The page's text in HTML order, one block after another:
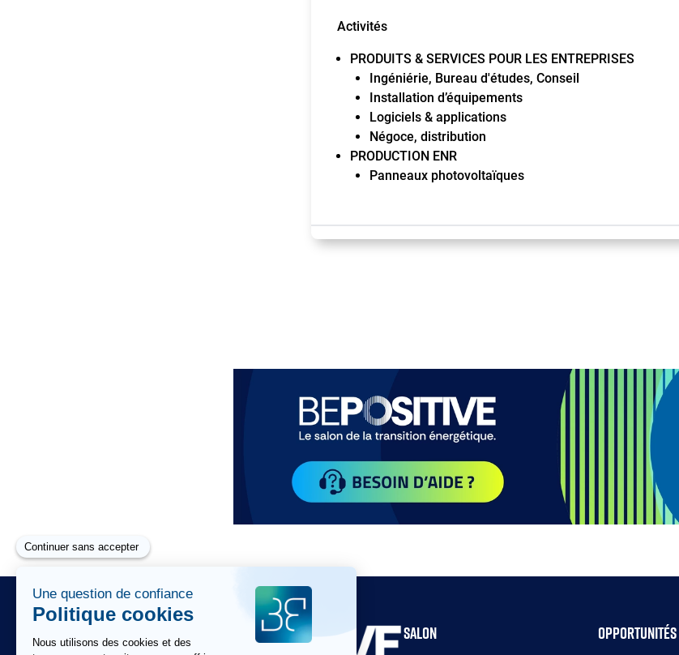
Activités
PRODUITS & SERVICES POUR LES ENTREPRISES
Ingéniérie, Bureau d'études, Conseil
Installation d’équipements
Logiciels & applications
Négoce, distribution
PRODUCTION ENR
Panneaux photovoltaïques
Salon Opportunités